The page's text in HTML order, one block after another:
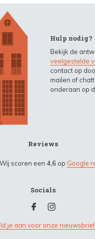
Hulp nodig?
Bekijk de
veelgestelde
contact op
mailen of
onderaan op
Reviews
Wij scoren een 4,6 op Google
Socials
je aan voor onze nieuwsbrief